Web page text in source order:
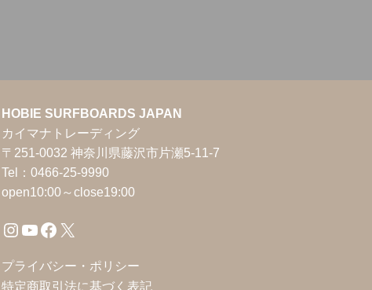
HOBIE SURFBOARDS JAPAN
カイマナトレーディング
〒251-0032 神奈川県藤沢市片瀬5-11-7
Tel：0466-25-9990
open10:00～close19:00
Instagram YouTube Facebook X
プライバシー・ポリシー
特定商取引法に基づく表記